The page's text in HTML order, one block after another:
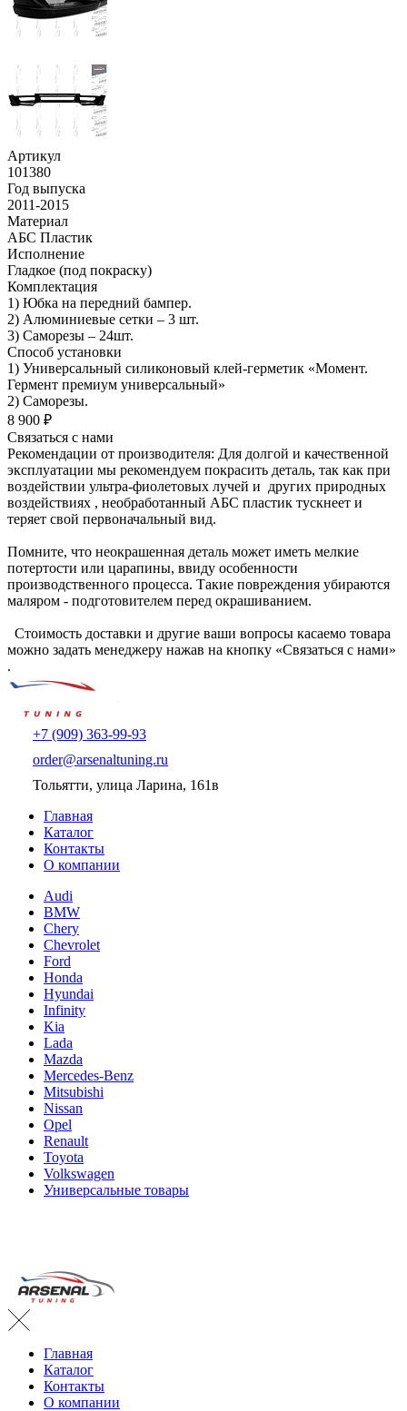
Артикул
101380
Год выпуска
2011-2015
Материал
АБС Пластик
Исполнение
Гладкое (под покраску)
Комплектация
1) Юбка на передний бампер.
2) Алюминиевые сетки – 3 шт.
3) Саморезы – 24шт.
Способ установки
1) Универсальный силиконовый клей-герметик «Момент.
Гермент премиум универсальный»
2) Саморезы.
8 900 ₽
Связаться с нами
Рекомендации от производителя: Для долгой и качественной
эксплуатации мы рекомендуем покрасить деталь, так как при
воздействии ультра-фиолетовых лучей и других природных
воздействиях , необработанный АБС пластик тускнеет и
теряет свой первоначальный вид.
Помните, что неокрашенная деталь может иметь мелкие
потертости или царапины, ввиду особенности
производственного процесса. Такие повреждения убираются
маляром - подготовителем перед окрашиванием.
Стоимость доставки и другие ваши вопросы касаемо товара
можно задать менеджеру нажав на кнопку «Связаться с нами»
.
+7 (909) 363-99-93
order@arsenaltuning.ru
Тольятти, улица Ларина, 161в
Главная
Каталог
Контакты
О компании
Audi
BMW
Chery
Chevrolet
Ford
Honda
Hyundai
Infinity
Kia
Lada
Mazda
Mercedes-Benz
Mitsubishi
Nissan
Opel
Renault
Toyota
Volkswagen
Универсальные товары
Главная
Каталог
Контакты
О компании